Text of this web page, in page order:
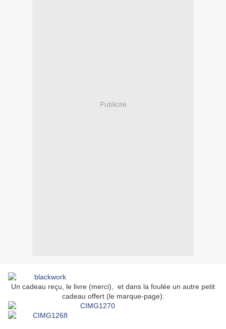
Publicité
Un cadeau reçu, le livre (merci), et dans la foulée un autre petit
cadeau offert (le marque-page):